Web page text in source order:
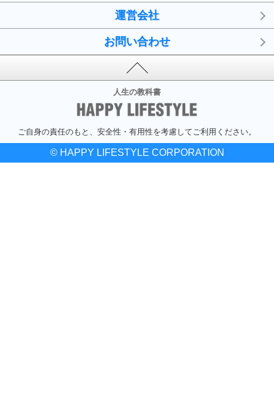
運営会社
お問い合わせ
人生の教科書
ご自身の責任のもと、安全性・有用性を考慮してご利用ください。
© HAPPY LIFESTYLE CORPORATION